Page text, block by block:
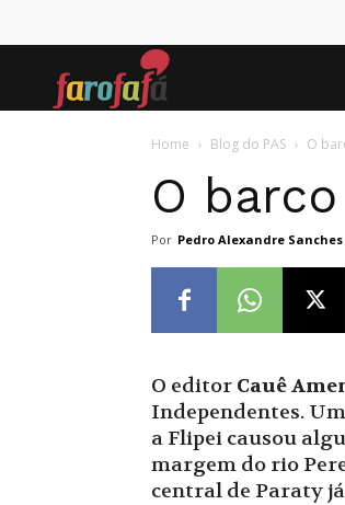
Home Blog do PAS O
O
Por Pedro Alexandre Sanches
O editor Cauê
Independentes.
a Flipei causou
margem do rio
central de Paraty já